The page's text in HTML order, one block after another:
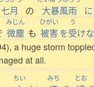
七月 の 大暴風雨
みじん
微塵 も
ひがい
被害 を
う
受け
a huge storm
at all.
ちい みち とお